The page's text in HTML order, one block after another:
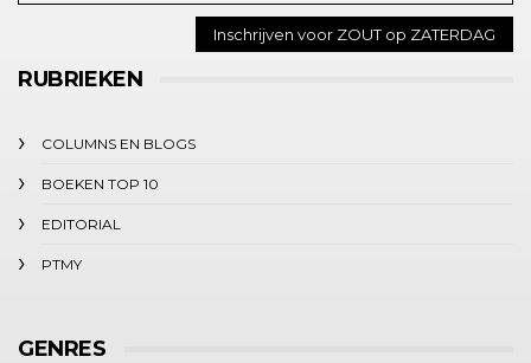
RUBRIEKEN
COLUMNS EN BLOGS
BOEKEN TOP 10
EDITORIAL
PTMY
GENRES